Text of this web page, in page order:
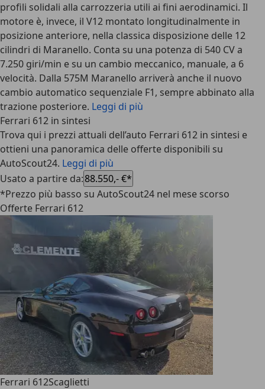
profili solidali alla carrozzeria utili ai fini aerodinamici. Il
motore è, invece, il V12 montato longitudinalmente in
posizione anteriore, nella classica disposizione delle 12
cilindri di Maranello. Conta su una potenza di 540 CV a
7.250 giri/min e su un cambio meccanico, manuale, a 6
velocità. Dalla 575M Maranello arriverà anche il nuovo
cambio automatico sequenziale F1, sempre abbinato alla
trazione posteriore. Leggi di più
Ferrari 612 in sintesi
Trova qui i prezzi attuali dell’auto Ferrari 612 in sintesi e
ottieni una panoramica delle offerte disponibili su
AutoScout24. Leggi di più
Usato a partire da:88.550,- €*
*Prezzo più basso su AutoScout24 nel mese scorso
Offerte Ferrari 612
Ferrari 612Scaglietti